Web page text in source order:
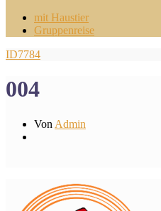
mit Haustier
Gruppenreise
ID7784
004
Von Admin